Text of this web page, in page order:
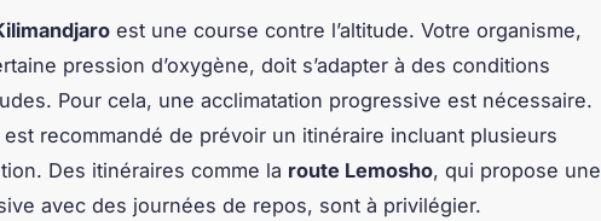
est une course contre l’altitude. Votre organisme,
pression d’oxygène, doit s’adapter à des conditions
Pour cela, une acclimatation progressive est nécessaire.
est recommandé de prévoir un itinéraire incluant plusieurs
Des itinéraires comme la route Lemosho, qui propose une
avec des journées de repos, sont à privilégier.